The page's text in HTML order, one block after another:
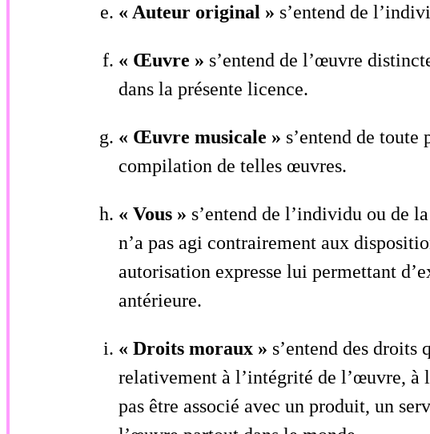
« Auteur original » s’entend de
« Œuvre » s’entend de l’œuvre
dans la présente licence.
« Œuvre musicale » s’entend de
compilation de telles œuvres.
« Vous » s’entend de l’individu ou de
n’a pas agi contrairement aux
autorisation expresse lui permettant
antérieure.
« Droits moraux » s’entend des
relativement à l’intégrité de l’œuvre, à
pas être associé avec un produit, un